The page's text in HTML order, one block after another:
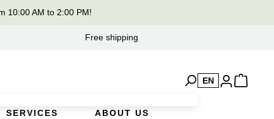
10:00 AM to 2:00 PM!
Free shipping
EN
SERVICES ABOUT US